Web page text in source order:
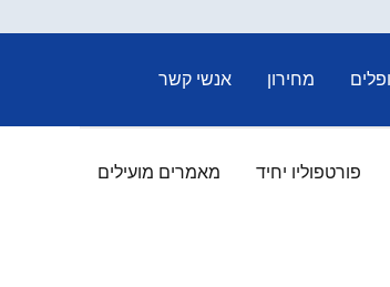
מחירון אנשי קשר
פורטפוליו יחיד מאמרים מועילים